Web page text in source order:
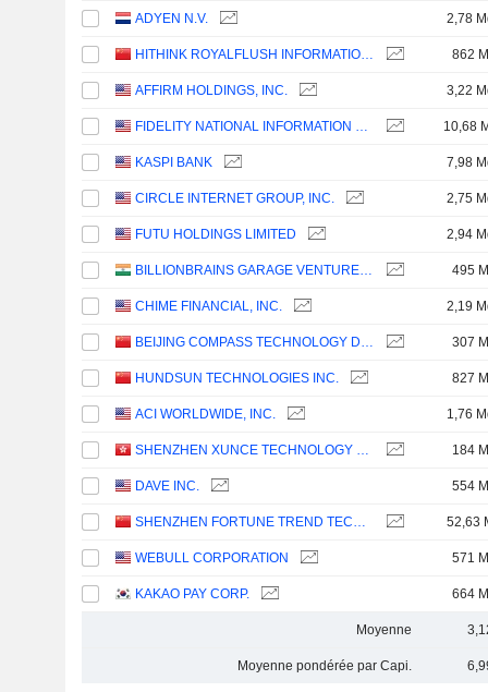
ADYEN N.V. 2,78
HITHINK ROYALFLUSH INFORMATION NETWORK CO., LTD. 862 M
AFFIRM HOLDINGS, INC. 3,22
FIDELITY NATIONAL INFORMATION SERVICES, INC. 10,68
KASPI BANK 7,98
CIRCLE INTERNET GROUP, INC. 2,75
FUTU HOLDINGS LIMITED 2,94
BILLIONBRAINS GARAGE VENTURES LIMITED 495 M
CHIME FINANCIAL, INC. 2,19
BEIJING COMPASS TECHNOLOGY DEVELOPMENT CO., LTD. 307 M
HUNDSUN TECHNOLOGIES INC. 827 M
ACI WORLDWIDE, INC. 1,76
SHENZHEN XUNCE TECHNOLOGY CO., LTD. 184 M
DAVE INC. 554 M
SHENZHEN FORTUNE TREND TECHNOLOGY CO., LTD. 52,63
WEBULL CORPORATION 571 M
KAKAO PAY CORP. 664 M
Moyenne
Moyenne pondérée par Capi.